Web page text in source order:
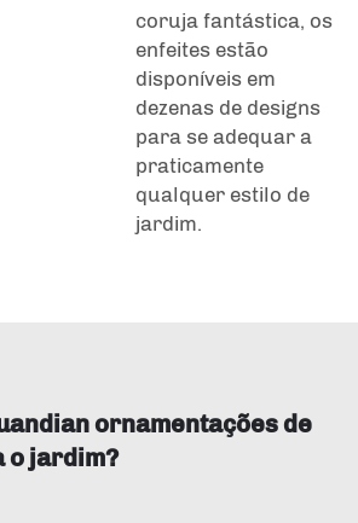
coruja fantástica, os
enfeites estão
disponíveis em
dezenas de designs
para se adequar a
praticamente
qualquer estilo de
jardim.
ornamentações de
o jardim?